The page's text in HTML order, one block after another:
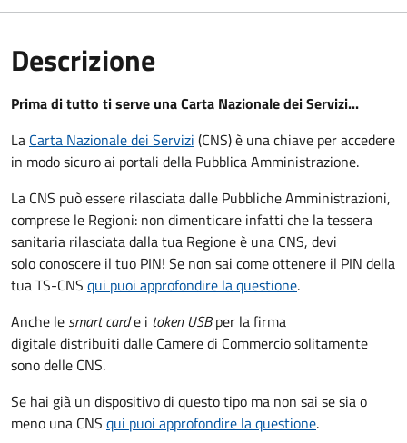
Descrizione
Prima di tutto ti serve una Carta Nazionale dei Servizi...
La Carta Nazionale dei Servizi (CNS) è una chiave per accedere
in modo sicuro ai portali della Pubblica Amministrazione.
La CNS può essere rilasciata dalle Pubbliche Amministrazioni,
comprese le Regioni: non dimenticare infatti che la tessera
sanitaria rilasciata dalla tua Regione è una CNS, devi
solo conoscere il tuo PIN! Se non sai come ottenere il PIN della
tua TS-CNS qui puoi approfondire la questione.
Anche le smart carde i token USBper la firma
digitale distribuiti dalle Camere di Commercio solitamente
sono delle CNS.
Se hai già un dispositivo di questo tipo ma non sai se sia o
meno una CNS qui puoi approfondire la questione.